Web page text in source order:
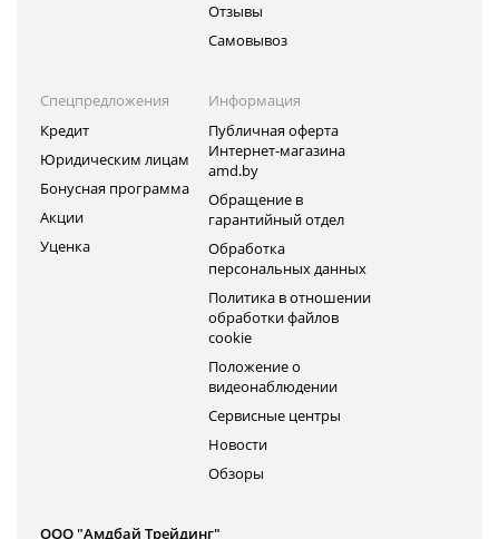
Отзывы
Самовывоз
Спецпредложения
Кредит
Юридическим лицам
Бонусная программа
Акции
Уценка
Информация
Публичная оферта
Интернет-магазина
amd.by
Обращение в
гарантийный отдел
Обработка
персональных данных
Политика в отношении
обработки файлов
cookie
Положение о
видеонаблюдении
Сервисные центры
Новости
Обзоры
ООО "Амдбай Трейдинг"